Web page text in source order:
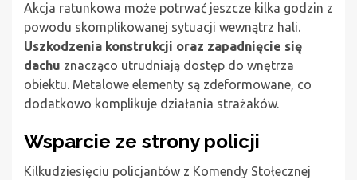
Akcja ratunkowa może potrwać jeszcze kilka godzin z
powodu skomplikowanej sytuacji wewnątrz hali.
Uszkodzenia konstrukcji oraz zapadnięcie się
dachu znacząco utrudniają dostęp do wnętrza
obiektu. Metalowe elementy są zdeformowane, co
dodatkowo komplikuje działania strażaków.
Wsparcie ze strony policji
Kilkudziesięciu policjantów z Komendy Stołecznej